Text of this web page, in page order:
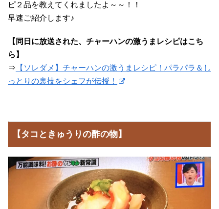
ピ２品を教えてくれましたよ～～！！
早速ご紹介します♪
【同日に放送された、チャーハンの激うまレシピはこち
ら】
⇒ 【ソレダメ】チャーハンの激うまレシピ！パラパラ＆し
っとりの裏技をシェフが伝授！
【タコときゅうりの酢の物】